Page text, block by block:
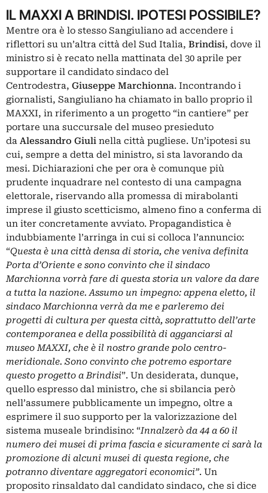
IL MAXXI A BRINDISI. IPOTESI POSSIBILE?
Mentre ora è lo stesso Sangiuliano ad accendere i
riflettori su un’altra città del Sud Italia, Brindisi, dove il
ministro si è recato nella mattinata del 30 aprile per
supportare il candidato sindaco del
Centrodestra, Giuseppe Marchionna. Incontrando i
giornalisti, Sangiuliano ha chiamato in ballo proprio il
MAXXI, in riferimento a un progetto “in cantiere” per
portare una succursale del museo presieduto
da Alessandro Giuli nella città pugliese. Un’ipotesi su
cui, sempre a detta del ministro, si sta lavorando da
mesi. Dichiarazioni che per ora è comunque più
prudente inquadrare nel contesto di una campagna
elettorale, riservando alla promessa di mirabolanti
imprese il giusto scetticismo, almeno fino a conferma di
un iter concretamente avviato. Propagandistica è
indubbiamente l’arringa in cui si colloca l’annuncio:
“Questa è una città densa di storia, che veniva definita
Porta d’Oriente e sono convinto che il sindaco
Marchionna vorrà fare di questa storia un valore da dare
a tutta la nazione. Assumo un impegno: appena eletto, il
sindaco Marchionna verrà da me e parleremo dei
progetti di cultura per questa città, soprattutto dell’arte
contemporanea e della possibilità di agganciarsi al
museo MAXXI, che è il nostro grande polo centro-
meridionale. Sono convinto che potremo esportare
questo progetto a Brindisi”. Un desiderata, dunque,
quello espresso dal ministro, che si sbilancia però
nell’assumere pubblicamente un impegno, oltre a
esprimere il suo supporto per la valorizzazione del
sistema museale brindisino: “Innalzerò da 44 a 60 il
numero dei musei di prima fascia e sicuramente ci sarà la
promozione di alcuni musei di questa regione, che
potranno diventare aggregatori economici”. Un
proposito rinsaldato dal candidato sindaco, che si dice